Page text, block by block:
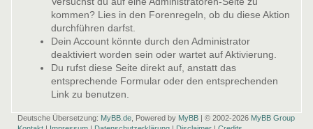
kommen? Lies in den Forenregeln, ob du diese Aktion
durchführen darfst.
Dein Account könnte durch den Administrator
deaktiviert worden sein oder wartet auf Aktivierung.
Du rufst diese Seite direkt auf, anstatt das
entsprechende Formular oder den entsprechenden
Link zu benutzen.
Deutsche Übersetzung: MyBB.de , Powered by MyBB | © 2002-2026 MyBB Group